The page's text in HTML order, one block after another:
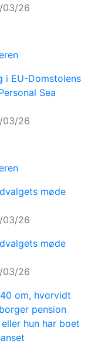
03/26
EU-Domstolens
Sea
03/26
møde
03/26
møde
03/26
om, hvorvidt
pension
hun har boet